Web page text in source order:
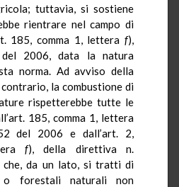
tuttavia, si sostiene
rientrare nel campo di
185, comma 1, lettera f),
2006, data la natura
norma. Ad avviso della
la combustione di
rispetterebbe tutte le
185, comma 1, lettera
del 2006 e dall’art. 2,
f), della direttiva n.
che, da un lato, si tratti di
o forestali naturali non